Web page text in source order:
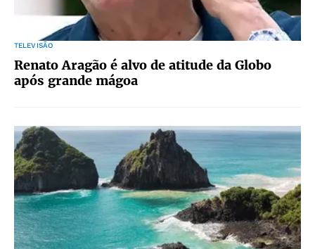
TELEVISÃO
Renato Aragão é alvo de atitude da Globo
após grande mágoa